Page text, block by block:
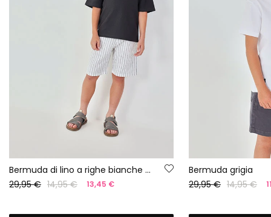
Bermuda di lino a righe bianche e nere
29,95 € 14,95 € 13,45 €
Bermuda grigia
29,95 € 14,95 €